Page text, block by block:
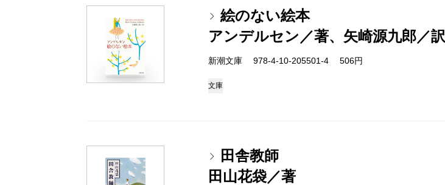
絵のない絵本
アンデルセン／著、矢崎源九郎／訳
新潮文庫 978-4-10-205501-4 506円
文庫
田舎教師
田山花袋／著